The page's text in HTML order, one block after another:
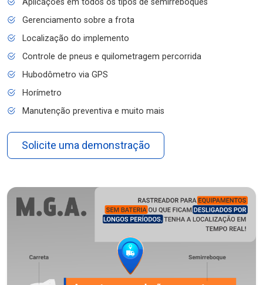
Aplicações em todos os tipos de semirreboques
Gerenciamento sobre a frota
Localização do implemento
Controle de pneus e quilometragem percorrida
Hubodômetro via GPS
Horímetro
Manutenção preventiva e muito mais
Solicite uma demonstração